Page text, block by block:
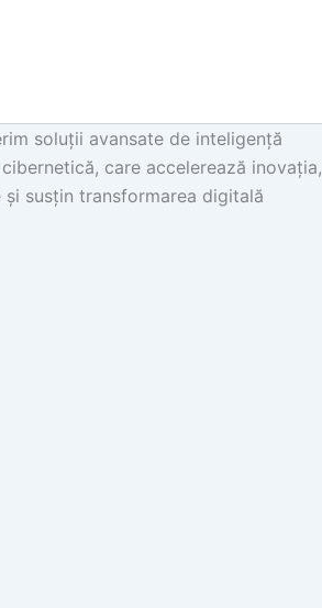
soluții avansate de inteligență
care accelerează inovația,
susțin transformarea digitală